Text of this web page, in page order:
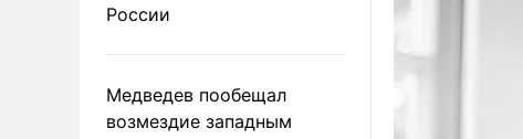
России
Медведев пообещал
возмездие западным